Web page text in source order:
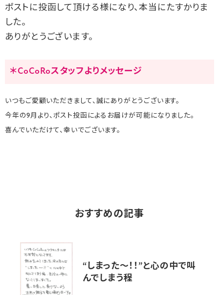
ポストに投函して頂ける様になり、本当にたすかりま
した。
ありがとうございます。
＊CoCoRoスタッフよりメッセージ
いつもご愛顧いただきまして、誠にありがとうございます。
今年の9月より、ポスト投函によるお届けが可能になりました。
喜んでいただけて、幸いでございます。
おすすめの記事
“しまった〜！！”と心の中で叫
んでしまう程